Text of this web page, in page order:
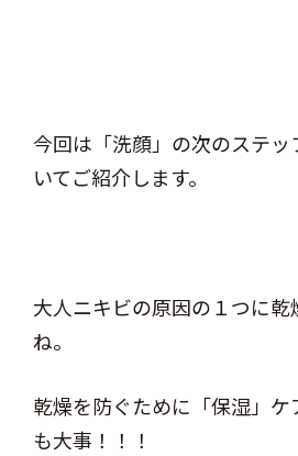
今回は「洗顔」の次のステ
いてご紹介します。
大人ニキビの原因の１つに乾
ね。
乾燥を防ぐために「保湿」ケ
も大事！！！